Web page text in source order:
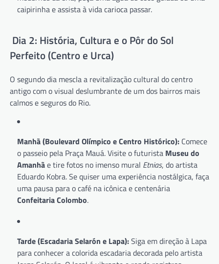
caipirinha e assista à vida carioca passar.
Dia 2: História, Cultura e o Pôr do Sol
Perfeito (Centro e Urca)
O segundo dia mescla a revitalização cultural do centro
antigo com o visual deslumbrante de um dos bairros mais
calmos e seguros do Rio.
Manhã (Boulevard Olímpico e Centro Histórico): Comece
o passeio pela Praça Mauá. Visite o futurista Museu do
Amanhãe tire fotos no imenso mural Etnias, do artista
Eduardo Kobra. Se quiser uma experiência nostálgica, faça
uma pausa para o café na icônica e centenária
Confeitaria Colombo.
Tarde (Escadaria Selarón e Lapa):Siga em direção à Lapa
para conhecer a colorida escadaria decorada pelo artista